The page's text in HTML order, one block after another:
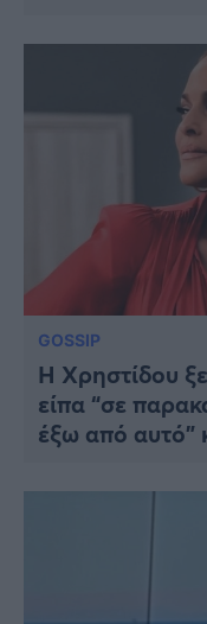
GOSSIP
Η Χρηστίδου
είπα “σε
έξω από αυτό”